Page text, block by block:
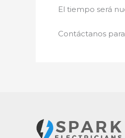
El tiempo será
Contáctanos